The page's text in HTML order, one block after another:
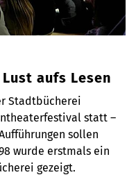
aufs Lesen
Stadtbücherei
statt –
sollen
wurde erstmals ein
gezeigt.